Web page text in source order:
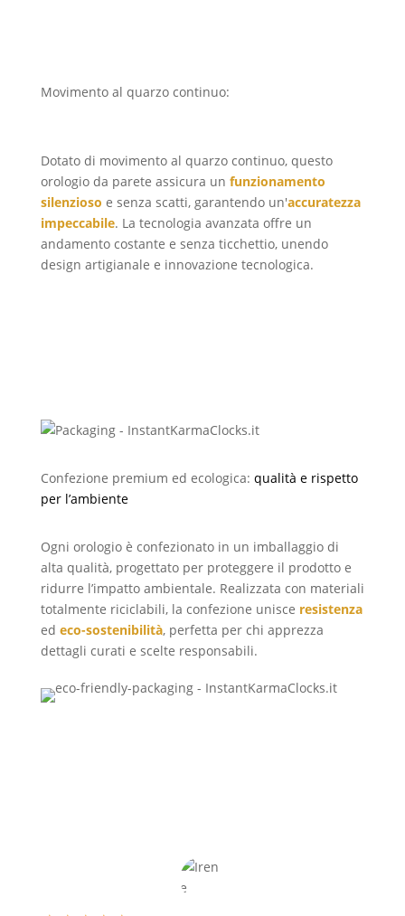
Movimento al quarzo continuo:
Dotato di movimento al quarzo continuo, questo
orologio da parete assicura un funzionamento
silenzioso e senza scatti, garantendo un'accuratezza
impeccabile. La tecnologia avanzata offre un
andamento costante e senza ticchettio, unendo
design artigianale e innovazione tecnologica.
Confezione premium ed ecologica: qualità e rispetto
per l’ambiente
Ogni orologio è confezionato in un imballaggio di
alta qualità, progettato per proteggere il prodotto e
ridurre l’impatto ambientale. Realizzata con materiali
totalmente riciclabili, la confezione unisce resistenza
ed eco-sostenibilità, perfetta per chi apprezza
dettagli curati e scelte responsabili.